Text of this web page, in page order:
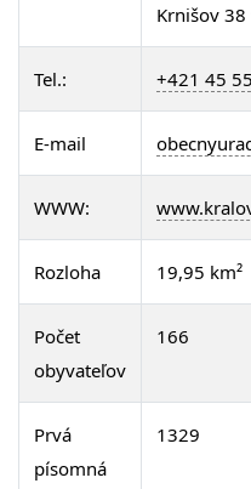
Krnišov
Tel.: +421 45
E-mail
WWW:
Rozloha 19,95 km²
Počet
obyvateľov
166
Prvá
písomná
1329